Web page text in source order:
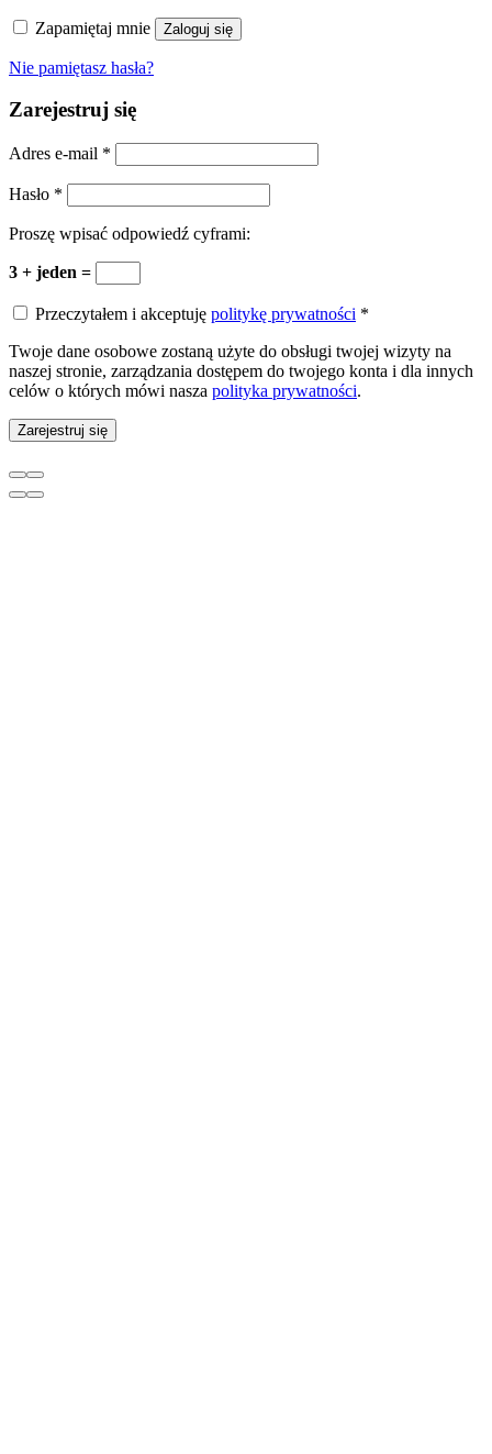
Zapamiętaj mnie Zaloguj się
Nie pamiętasz hasła?
Zarejestruj się
Adres e-mail *
Hasło *
Proszę wpisać odpowiedź cyframi:
3 + jeden =
Przeczytałem i akceptuję politykę prywatności *
Twoje dane osobowe zostaną użyte do obsługi twojej wizyty na
naszej stronie, zarządzania dostępem do twojego konta i dla innych
celów o których mówi nasza polityka prywatności.
Zarejestruj się